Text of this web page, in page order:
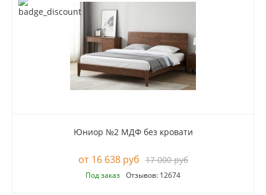
Юниор №2 МДФ без кровати
16 638 руб 17 000 руб
Под заказ Отзывов: 12674